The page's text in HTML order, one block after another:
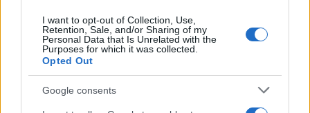
I want to opt-out of Collection, Use,
Retention, Sale, and/or Sharing of my
Personal Data that Is Unrelated with the
Purposes for which it was collected.
Opted Out
Google consents